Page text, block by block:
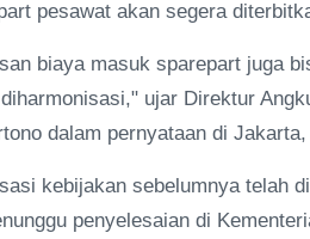
pesawat akan segera
biaya masuk sparepart juga
ujar Direktur
dalam pernyataan di
kebijakan sebelumnya telah
penyelesaian di